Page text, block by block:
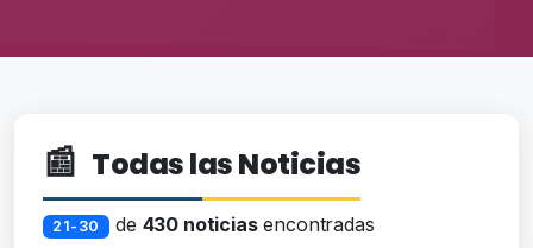
📰 Todas las Noticias
21-30 de 430 noticiasencontradas